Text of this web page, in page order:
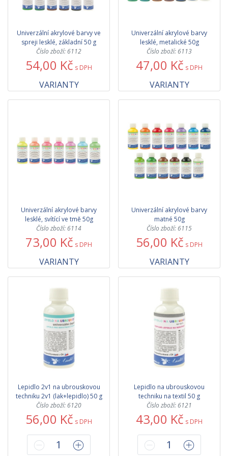
Univerzální akrylové barvy ve
spreji lesklé, základní 50 g
Číslo zboží: 6112
54,00 Kč s DPH
VARIANTY
Univerzální akrylové barvy
lesklé, metalické 50g
Číslo zboží: 6113
47,00 Kč s DPH
VARIANTY
Univerzální akrylové barvy
lesklé, svítící ve tmě 50g
Číslo zboží: 6114
73,00 Kč s DPH
VARIANTY
Univerzální akrylové barvy
matné 50g
Číslo zboží: 6115
56,00 Kč s DPH
VARIANTY
Lepidlo 2v1 na ubrouskovou
techniku 2v1 (lak+lepidlo) 50 g
Číslo zboží: 6120
56,00 Kč s DPH
Lepidlo na ubrouskovou
techniku na textil 50 g
Číslo zboží: 6121
43,00 Kč s DPH